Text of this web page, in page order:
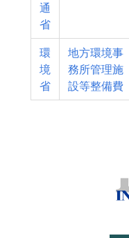
通
省
環
境
省
地方環境事
務所管理施
設等整備費